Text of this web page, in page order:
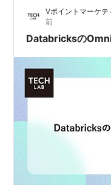
Vポイントマーケ
前
Databricksの